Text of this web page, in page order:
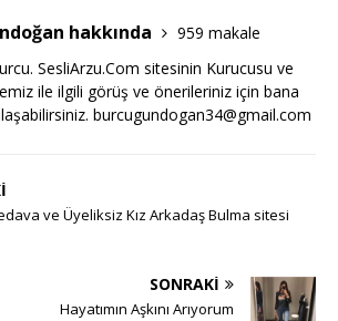
hakkında
959 makale
SesliArzu.Com sitesinin Kurucusu ve
ile ilgili görüş ve önerileriniz için bana
burcugundogan34@gmail.com
ve Üyeliksiz Kız Arkadaş Bulma sitesi
SONRAKI
Hayatımın Aşkını Arıyorum